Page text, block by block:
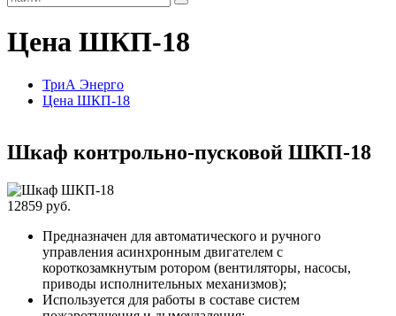
Цена ШКП-18
ТриА Энерго
Цена ШКП-18
Шкаф контрольно-пусковой ШКП-18
12859 руб.
Предназначен для автоматического и ручного
управления асинхронным двигателем с
короткозамкнутым ротором (вентиляторы, насосы,
приводы исполнительных механизмов);
Используется для работы в составе систем